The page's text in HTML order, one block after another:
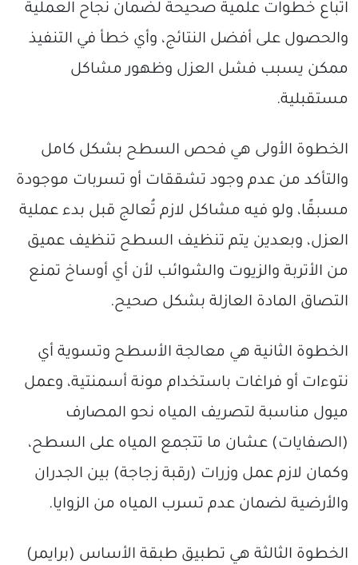
اتباع خطوات علمية صحيحة لضمان نجاح العملية
والحصول على أفضل النتائج، وأي خطأ في التنفيذ
ممكن يسبب فشل العزل وظهور مشاكل
مستقبلية.
الخطوة الأولى هي فحص السطح بشكل كامل
والتأكد من عدم وجود تشققات أو تسربات موجودة
مسبقًا، ولو فيه مشاكل لازم تُعالج قبل بدء عملية
العزل، وبعدين يتم تنظيف السطح تنظيف عميق
من الأتربة والزيوت والشوائب لأن أي أوساخ تمنع
التصاق المادة العازلة بشكل صحيح.
الخطوة الثانية هي معالجة الأسطح وتسوية أي
نتوءات أو فراغات باستخدام مونة أسمنتية، وعمل
ميول مناسبة لتصريف المياه نحو المصارف
(الصفايات) عشان ما تتجمع المياه على السطح،
وكمان لازم عمل وزرات (رقبة زجاجة) بين الجدران
والأرضية لضمان عدم تسرب المياه من الزوايا.
الخطوة الثالثة هي تطبيق طبقة الأساس (برايمر)